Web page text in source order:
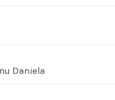
Daniela